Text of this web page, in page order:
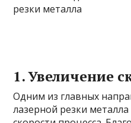
1. Увеличение
Одним из главных
лазерной резки металла